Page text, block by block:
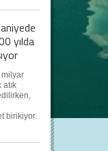
yılda
milyar
atık
birikiyor.